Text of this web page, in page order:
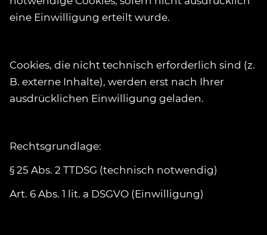
eine Einwilligung erteilt wurde.
Cookies, die nicht technisch erforderlich sind (z.
B. externe Inhalte), werden erst nach Ihrer
ausdrücklichen Einwilligung geladen.
Rechtsgrundlage:
§ 25 Abs. 2 TTDSG (technisch notwendig)
Art. 6 Abs. 1 lit. a DSGVO (Einwilligung)